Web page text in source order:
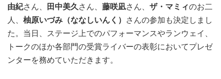
由紀さん、 田中美久さん、 藤咲凪さん、 ザ・マミィのお二
人、 柚原いづみ（ななしいんく） さんの参加も決定しまし
た。当日、ステージ上でのパフォーマンスやランウェイ、
トークのほか各部門の受賞ライバーの表彰においてプレゼ
ンターを務めていただきます。